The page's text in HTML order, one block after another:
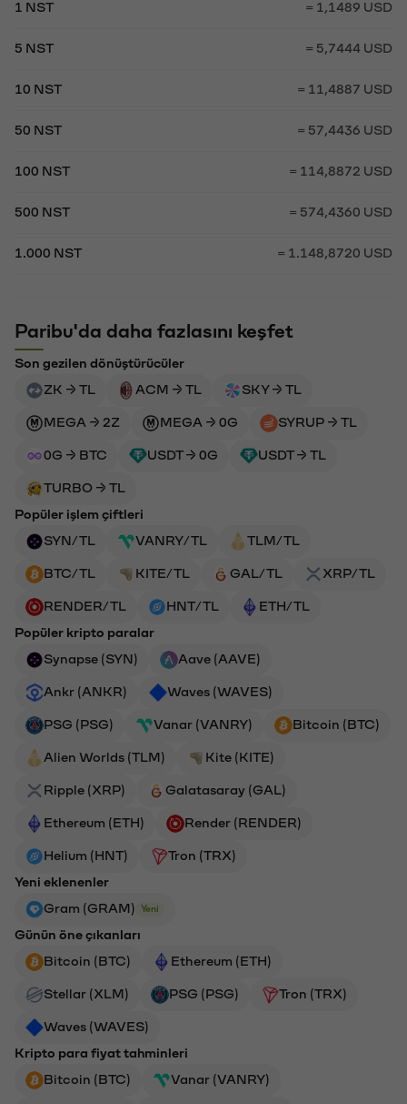
1 NST = 1,1489 USD
5 NST = 5,7444 USD
10 NST = 11,4887 USD
50 NST = 57,4436 USD
100 NST = 114,8872 USD
500 NST = 574,4360 USD
1.000 NST = 1.148,8720 USD
Paribu'da daha fazlasını keşfet
Son gezilen dönüştürücüler
ZK → TL
ACM → TL SKY → TL
MEGA → 2Z MEGA → 0G SYRUP → TL
0G → BTC USDT → 0G USDT → TL
TURBO → TL
Popüler işlem çiftleri
SYN/TL
VANRY/TL TLM/TL
BTC/TL KITE/TL GAL/TL XRP/TL
RENDER/TL HNT/TL
ETH/TL
Popüler kripto paralar
Synapse (SYN)
Aave (AAVE)
Ankr (ANKR) Waves (WAVES)
PSG (PSG) Vanar (VANRY) Bitcoin (BTC)
Alien Worlds (TLM) Kite (KITE)
Ripple (XRP) Galatasaray (GAL)
Ethereum (ETH) Render (RENDER)
Helium (HNT)
Tron (TRX)
Yeni eklenenler
Gram (GRAM)
Yeni
Günün öne çıkanları
Bitcoin (BTC)
Ethereum (ETH)
Stellar (XLM) PSG (PSG) Tron (TRX)
Waves (WAVES)
Kripto para fiyat tahminleri
Bitcoin (BTC)
Vanar (VANRY)